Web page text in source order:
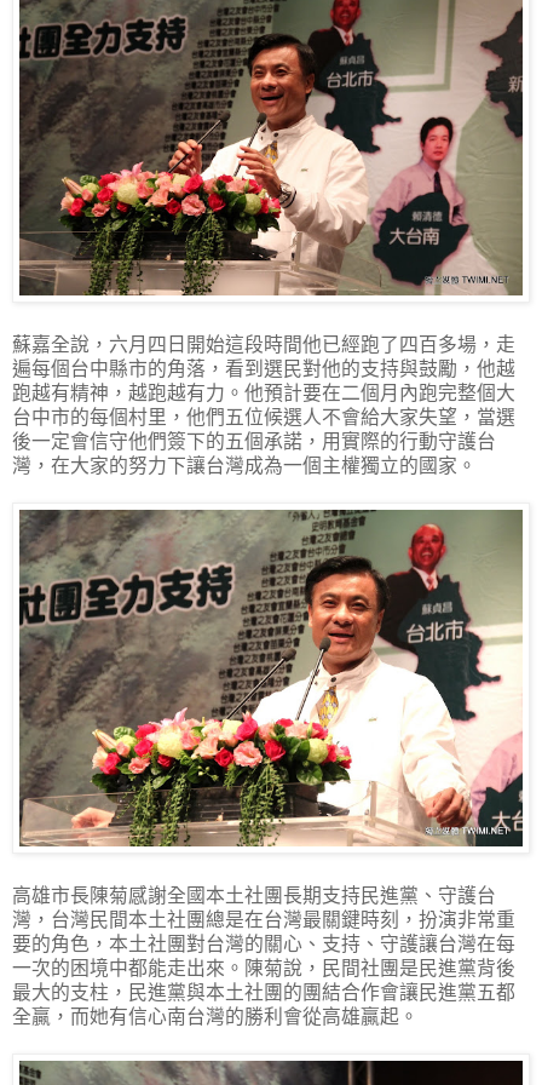
蘇嘉全說，六月四日開始這段時間他已經跑了四百多場，走
遍每個台中縣市的角落，看到選民對他的支持與鼓勵，他越
跑越有精神，越跑越有力。他預計要在二個月內跑完整個大
台中市的每個村里，他們五位候選人不會給大家失望，當選
後一定會信守他們簽下的五個承諾，用實際的行動守護台
灣，在大家的努力下讓台灣成為一個主權獨立的國家。
高雄市長陳菊感謝全國本土社團長期支持民進黨、守護台
灣，台灣民間本土社團總是在台灣最關鍵時刻，扮演非常重
要的角色，本土社團對台灣的關心、支持、守護讓台灣在每
一次的困境中都能走出來。陳菊說，民間社團是民進黨背後
最大的支柱，民進黨與本土社團的團結合作會讓民進黨五都
全贏，而她有信心南台灣的勝利會從高雄贏起。